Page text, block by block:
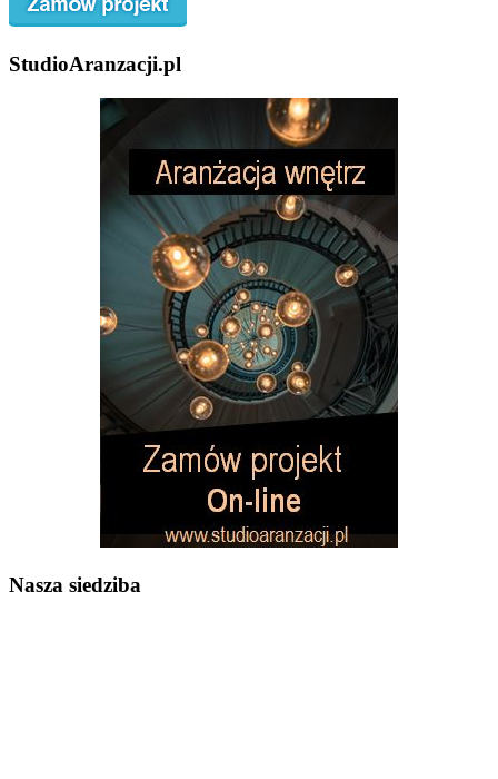
StudioAranzacji.pl
Nasza siedziba